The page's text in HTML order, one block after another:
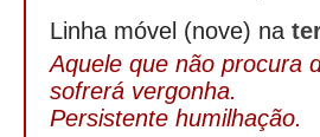
Linha móvel (nove) na
Aquele que não procura
sofrerá vergonha.
Persistente humilhação.